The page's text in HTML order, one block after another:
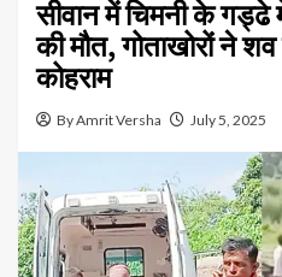
सीवान में चिमनी के
की मौत, गोताखोरों ने
कोहराम
By Amrit Versha July 5, 2025